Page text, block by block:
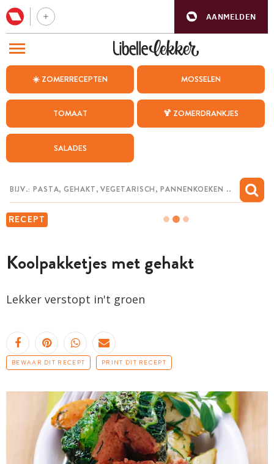
AANMELDEN
☀️ ZOMERRECEPTEN MOSSELEN
TOMAAT 🍹 ZOMERDRANKJES
SALADES
RECEPT
Koolpakketjes met gehakt
Lekker verstopt in't groen
BEWAAR DIT RECEPT PRINT DIT RECEPT
BEZOEK ONZE ANDERE WEBSITES
WEEKMENU
CHAT MET MAIA
MIJN BEWAARDE RECEPTEN